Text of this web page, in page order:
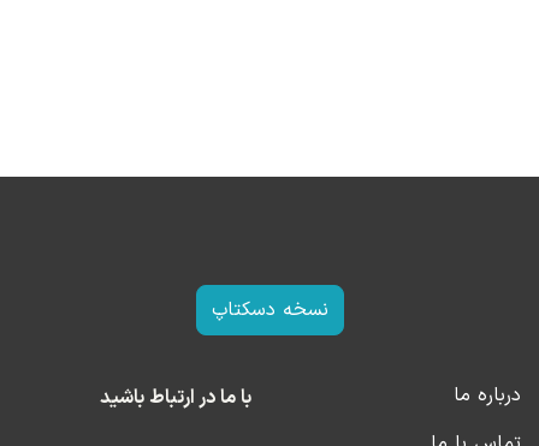
نسخه دسکتاپ
درباره ما
با ما در ارتباط باشید